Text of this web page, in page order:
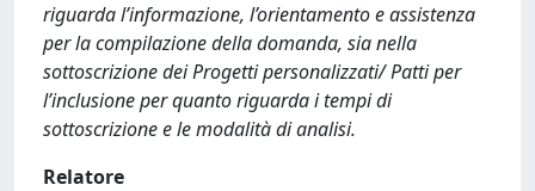
riguarda l’informazione, l’orientamento e assistenza
per la compilazione della domanda, sia nella
sottoscrizione dei Progetti personalizzati/ Patti per
l’inclusione per quanto riguarda i tempi di
sottoscrizione e le modalità di analisi.
Relatore